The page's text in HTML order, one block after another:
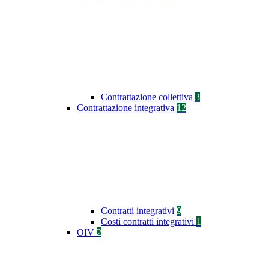
Contrattazione collettiva 3
Contrattazione integrativa 12
Contratti integrativi 9
Costi contratti integrativi 1
OIV 2